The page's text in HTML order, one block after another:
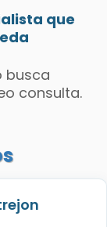
que
busca
consulta.